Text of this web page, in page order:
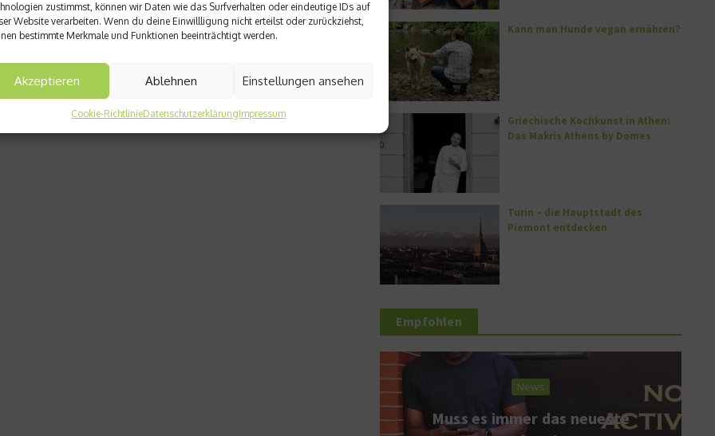
zustimmst, können wir Daten wie das Surfverhalten oder eindeutige IDs auf
Website verarbeiten. Wenn du deine Einwillligung nicht erteilst oder zurückziehst,
bestimmte Merkmale und Funktionen beeinträchtigt werden.
Akzeptieren Ablehnen Einstellungen ansehen
Cookie-RichtlinieDatenschutzerklärungImpressum
Kann man Hunde vegan ernähren?
Griechische Kochkunst in Athen:
Das Makris Athens by Domes
Turin – die Hauptstadt des
Piemont entdecken
Empfohlen
News
Muss es immer das neueste